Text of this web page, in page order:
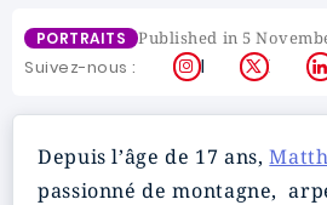
PORTRAITS Published in 5
Suivez-nous : Instagram
X
Depuis l’âge de 17 ans,
passionné de montagne,